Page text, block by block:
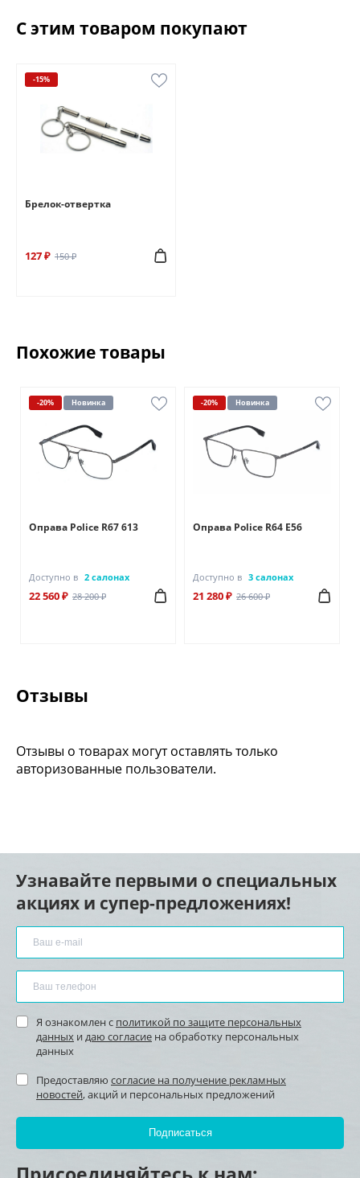
С этим товаром покупают
-15%
Брелок-отвертка
127 ₽ 150 ₽
Похожие товары
-20% Новинка
Оправа Police R67 613
Доступно в 2 салонах
22 560 ₽ 28 200 ₽
-20% Новинка
Оправа Police R64 E56
Доступно в 3 салонах
21 280 ₽ 26 600 ₽
Отзывы
Отзывы о товарах могут оставлять только
авторизованные пользователи.
Узнавайте первыми о специальных
акциях и супер-предложениях!
Я ознакомлен с политикой по защите персональных
данных и даю согласие на обработку персональных
данных
Предоставляю согласие на получение рекламных
новостей, акций и персональных предложений